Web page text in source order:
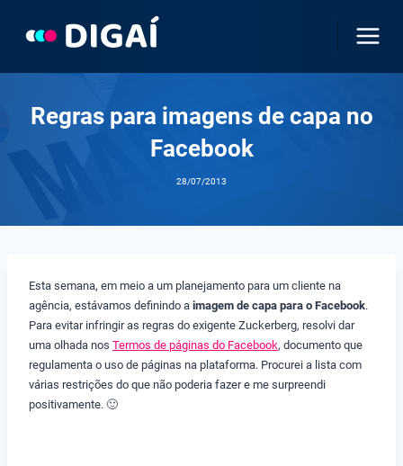
Regras para imagens de capa no
Facebook
28/07/2013
Esta semana, em meio a um planejamento para um cliente na
agência, estávamos definindo a imagem de capa para o Facebook.
Para evitar infringir as regras do exigente Zuckerberg, resolvi dar
uma olhada nos Termos de páginas do Facebook, documento que
regulamenta o uso de páginas na plataforma. Procurei a lista com
várias restrições do que não poderia fazer e me surpreendi
positivamente. 🙂